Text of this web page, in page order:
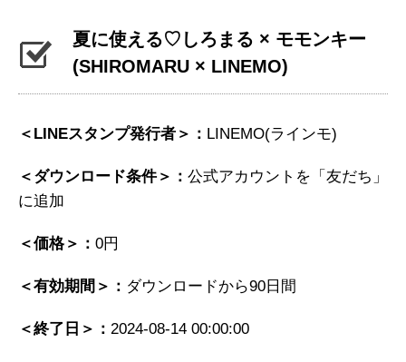
夏に使える♡しろまる × モモンキー
(SHIROMARU × LINEMO)
＜LINEスタンプ発行者＞： LINEMO(ラインモ)
＜ダウンロード条件＞： 公式アカウントを「友だち」
に追加
＜価格＞： 0円
＜有効期間＞： ダウンロードから90日間
＜終了日＞： 2024-08-14 00:00:00